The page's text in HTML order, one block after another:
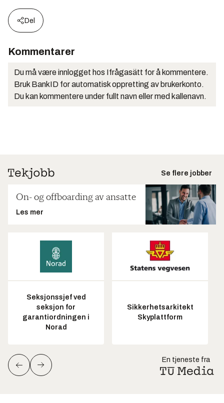
Del
Kommentarer
Du må være innlogget hos Ifrågasätt for å kommentere.
Bruk BankID for automatisk oppretting av brukerkonto.
Du kan kommentere under fullt navn eller med kallenavn.
Se flere jobber
On- og offboarding av ansatte
Les mer
Seksjonssjef ved
seksjon for
garantiordningen i
Norad
Sikkerhetsarkitekt
Skyplattform
En tjeneste fra